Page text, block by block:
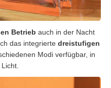
Betrieb auch in der Nacht
das integrierte dreistufigen
Modi verfügbar, in